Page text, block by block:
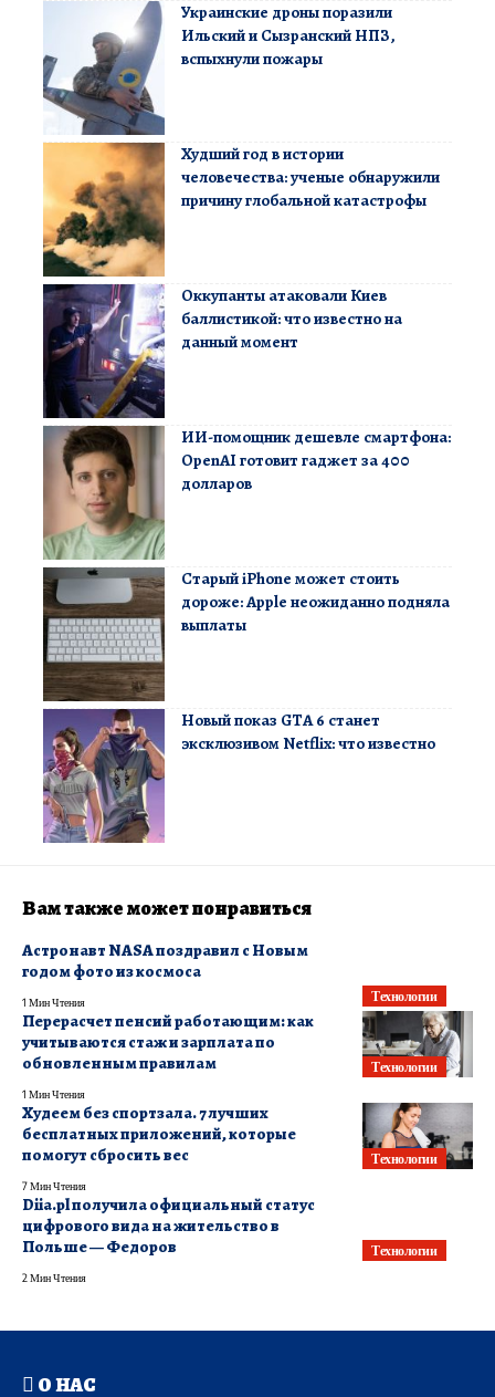
Украинские дроны поразили
Ильский и Сызранский НПЗ,
вспыхнули пожары
Худший год в истории
человечества: ученые обнаружили
причину глобальной катастрофы
Оккупанты атаковали Киев
баллистикой: что известно на
данный момент
ИИ-помощник дешевле смартфона:
OpenAI готовит гаджет за 400
долларов
Старый iPhone может стоить
дороже: Apple неожиданно подняла
выплаты
Новый показ GTA 6 станет
эксклюзивом Netflix: что известно
Вам также может понравиться
Технологии
Астронавт NASA поздравил с Новым
годом фото из космоса
1 Мин Чтения
Технологии
Перерасчет пенсий работающим: как
учитываются стаж и зарплата по
обновленным правилам
1 Мин Чтения
Технологии
Худеем без спортзала. 7 лучших
бесплатных приложений, которые
помогут сбросить вес
7 Мин Чтения
Технологии
Diia.pl получила официальный статус
цифрового вида на жительство в
Польше — Федоров
2 Мин Чтения
О НАС